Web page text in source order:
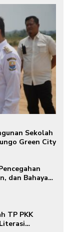
Sekolah
Green City
dan Bahaya
tangan”
TP PKK